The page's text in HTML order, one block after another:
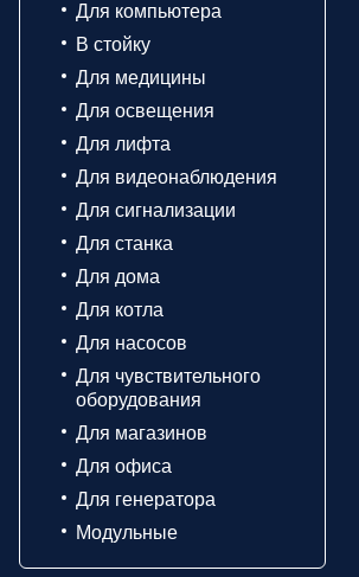
Для компьютера
В стойку
Для медицины
Для освещения
Для лифта
Для видеонаблюдения
Для сигнализации
Для станка
Для дома
Для котла
Для насосов
Для чувствительного
оборудования
Для магазинов
Для офиса
Для генератора
Модульные